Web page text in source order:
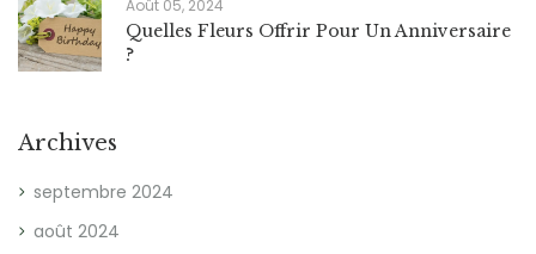
Août 05, 2024
Quelles Fleurs Offrir Pour Un Anniversaire
?
Archives
septembre 2024
août 2024